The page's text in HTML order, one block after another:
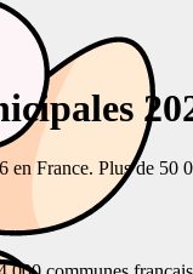
France. Plus de